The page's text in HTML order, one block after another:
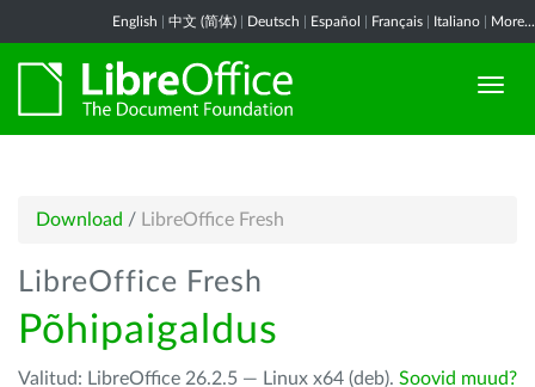
English 中文 (简体) Deutsch Español Français Italiano More...
Download / LibreOffice Fresh
LibreOffice Fresh
Põhipaigaldus
Valitud: LibreOffice 26.2.5 — Linux x64 (deb). Soovid muud?